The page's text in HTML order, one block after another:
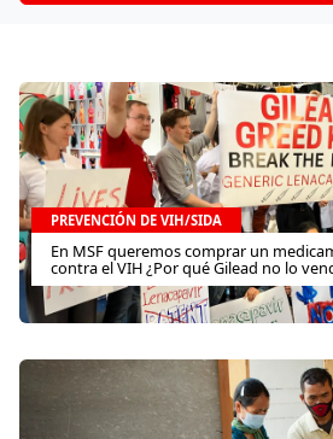
PREVENCIÓN DE VIH/SIDA
En MSF queremos comprar un
contra el VIH ¿Por qué Gilead no lo